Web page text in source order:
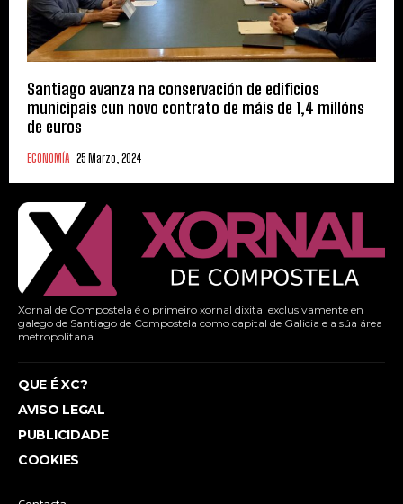
Santiago avanza na conservación de edificios
municipais cun novo contrato de máis de 1,4 millóns
de euros
ECONOMÍA 25 Marzo, 2024
Xornal de Compostela é o primeiro xornal dixital exclusivamente en
galego de Santiago de Compostela como capital de Galicia e a súa área
metropolitana
QUE É XC?
AVISO LEGAL
PUBLICIDADE
COOKIES